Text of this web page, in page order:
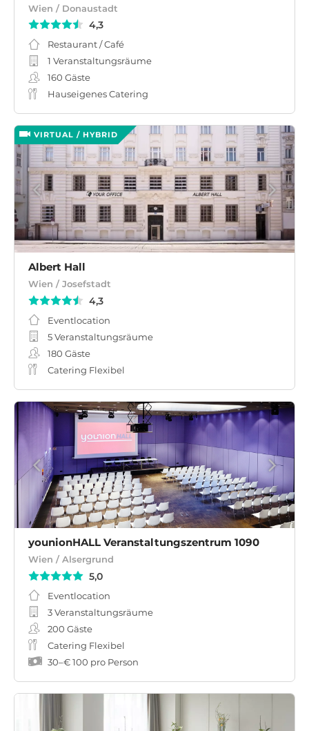
Wien / Donaustadt
4,3
Restaurant / Café
1 Veranstaltungsräume
160 Gäste
Hauseigenes Catering
VIRTUAL / HYBRID
Albert Hall
Wien / Josefstadt
4,3
Eventlocation
5 Veranstaltungsräume
180 Gäste
Catering Flexibel
younionHALL Veranstaltungszentrum 1090
Wien / Alsergrund
5,0
Eventlocation
3 Veranstaltungsräume
200 Gäste
Catering Flexibel
30–€ 100 pro Person